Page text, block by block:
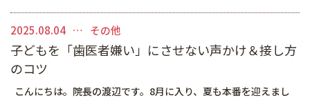
2025.08.04 その他
子どもを「歯医者嫌い」にさせない声かけ＆接し方
のコツ
こんにちは。院長の渡辺です。8月に入り、夏も本番を迎えまし
矯正歯科
審美的治療
予防・メインテナンス